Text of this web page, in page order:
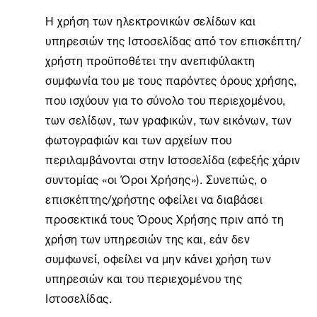
Η χρήση των ηλεκτρονικών σελίδων και
υπηρεσιών της Ιστοσελίδας από τον επισκέπτη/
χρήστη προϋποθέτει την ανεπιφύλακτη
συμφωνία του με τους παρόντες όρους χρήσης,
που ισχύουν για το σύνολο του περιεχομένου,
των σελίδων, των γραφικών, των εικόνων, των
φωτογραφιών και των αρχείων που
περιλαμβάνονται στην Ιστοσελίδα (εφεξής χάριν
συντομίας «οι Όροι Χρήσης»). Συνεπώς, ο
επισκέπτης/χρήστης οφείλει να διαβάσει
προσεκτικά τους Όρους Χρήσης πριν από τη
χρήση των υπηρεσιών της και, εάν δεν
συμφωνεί, οφείλει να μην κάνει χρήση των
υπηρεσιών και του περιεχομένου της
Ιστοσελίδας.